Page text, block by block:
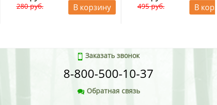
280 руб. В корзину 495 руб. В
Заказать звонок
8-800-500-10-37
Обратная связь